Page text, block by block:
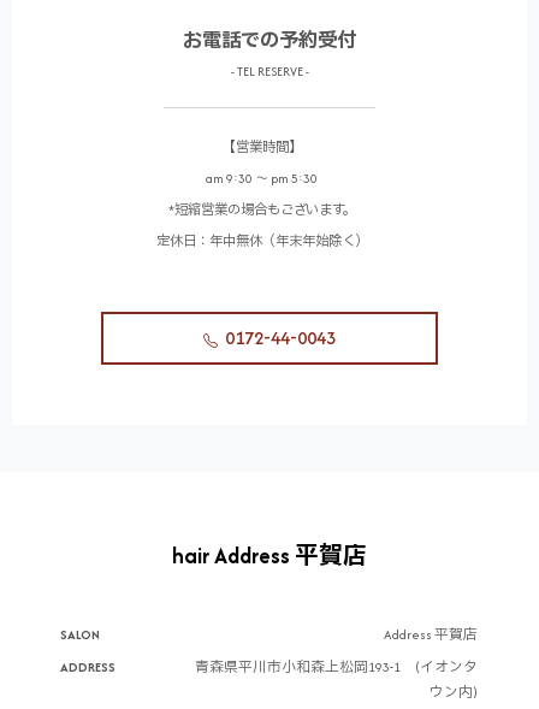
お電話での予約受付
- TEL RESERVE -
【営業時間】
am 9:30 〜 pm 5:30
*短縮営業の場合もございます。
定休日：年中無休（年末年始除く）
0172-44-0043
hair Address 平賀店
SALON
Address 平賀店
ADDRESS
青森県平川市小和森上松岡193-1 (イオンタ
ウン内)